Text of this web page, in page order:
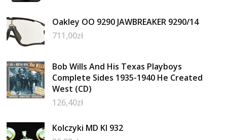
Oakley OO 9290 JAWBREAKER 9290/14
711,00zł
Bob Wills And His Texas Playboys
Complete Sides 1935-1940 He Created
West (CD)
126,40zł
Kolczyki MD KI 932